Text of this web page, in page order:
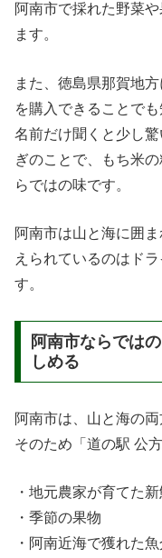
阿南市で採れた野菜
ます。
また、徳島県那賀地
を購入できることでも
名前だけ聞くと少し
ぎのことで、もち米
らではの味です。
阿南市は山と海に囲
えられているのはド
す。
阿南市ならでは
しめる
阿南市は、山と海の
そのため「道の駅 公
・地元農家が育てた
・季節の果物
・阿南近海で獲れた